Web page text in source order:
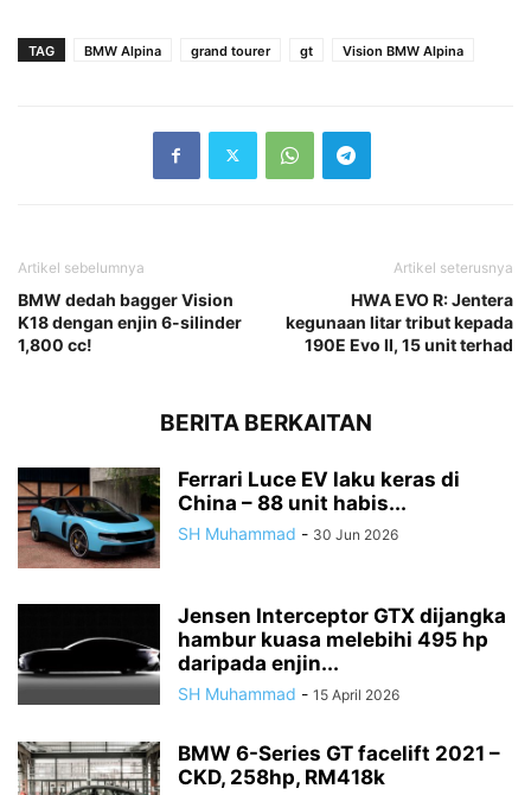
TAG BMW Alpina grand tourer gt Vision BMW Alpina
Artikel sebelumnya
BMW dedah bagger Vision
K18 dengan enjin 6-silinder
1,800 cc!
Artikel seterusnya
HWA EVO R: Jentera
kegunaan litar tribut kepada
190E Evo II, 15 unit terhad
BERITA BERKAITAN
Ferrari Luce EV laku keras di
China – 88 unit habis...
SH Muhammad - 30 Jun 2026
Jensen Interceptor GTX dijangka
hambur kuasa melebihi 495 hp
daripada enjin...
SH Muhammad - 15 April 2026
BMW 6-Series GT facelift 2021 –
CKD, 258hp, RM418k